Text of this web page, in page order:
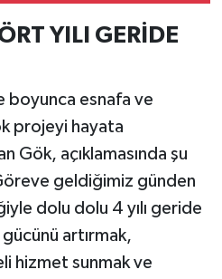
YILI GERİDE
boyunca esnafa ve
projeyi hayata
Gök, açıklamasında şu
geldiğimiz günden
dolu dolu 4 yılı geride
gücünü artırmak,
hizmet sunmak ve